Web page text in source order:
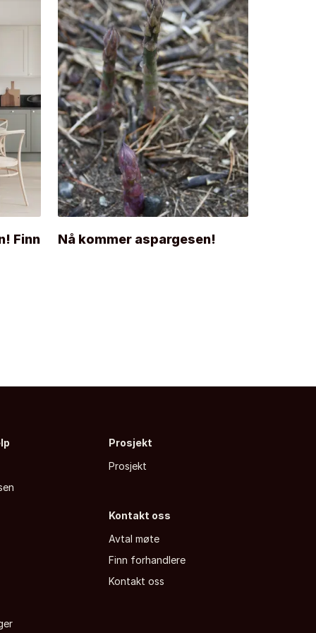
Finn Nå kommer aspargesen!
Prosjekt
Prosjekt
Kontakt oss
Avtal møte
Finn forhandlere
Kontakt oss